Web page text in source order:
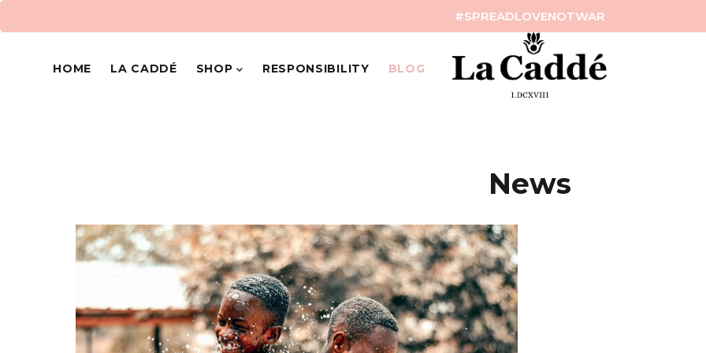
#SPREADLOVENOTWAR
HOME LA CADDÉ SHOP RESPONSIBILITY BLOG
News